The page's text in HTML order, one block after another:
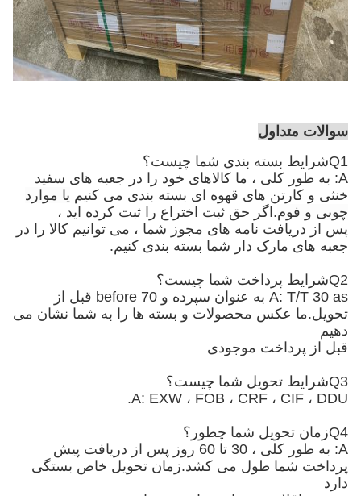
سوالات متداول
Q1شرایط بسته بندی شما چیست؟
A: به طور کلی ، ما کالاهای خود را در جعبه های سفید
خنثی و کارتن های قهوه ای بسته بندی می کنیمیا موارد
چوبی و فوم.اگر حق ثبت اختراع را ثبت کرده اید ،
پس از دریافت نامه های مجوز شما ، می توانیم کالا را در
جعبه های مارک دار شما بسته بندی کنیم.
Q2شرایط پرداخت شما چیست؟
A: T/T 30 as به عنوان سپرده و 70 before قبل از
تحویل.ما عکس محصولات و بسته ها را به شما نشان می
دهیم
قبل از پرداخت موجودی
Q3شرایط تحویل شما چیست؟
A: EXW ، FOB ، CRF ، CIF ، DDU.
Q4زمان تحویل شما چطور؟
A: به طور کلی ، 30 تا 60 روز پس از دریافت پیش
پرداخت شما طول می کشد.زمان تحویل خاص بستگی
دارد